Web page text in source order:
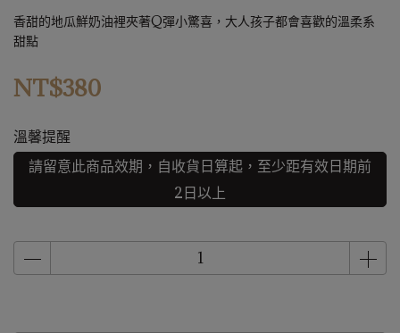
香甜的地瓜鮮奶油裡夾著Q彈小驚喜，大人孩子都會喜歡的溫柔系
甜點
NT$380
溫馨提醒
請留意此商品效期，自收貨日算起，至少距有效日期前
2日以上